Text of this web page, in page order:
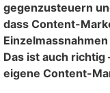
gegenzusteuern
dass Content-
Das ist auch
eigene Content-